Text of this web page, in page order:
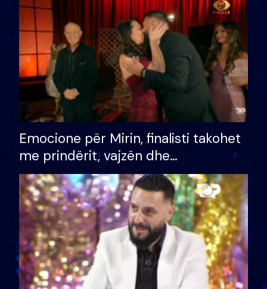
të fituar çmimin e madh
Emocione për Mirin, finalisti takohet
me prindërit, vajzën dhe
bashkëshorten: S’kemi ndonjë letër
divorci apo jo?